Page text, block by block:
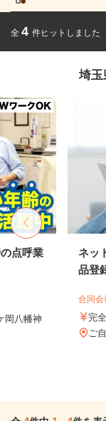
全 4 件ヒットしました
埼玉
点呼業
岡八幡神
ネッ
品登
合同会
完
ご